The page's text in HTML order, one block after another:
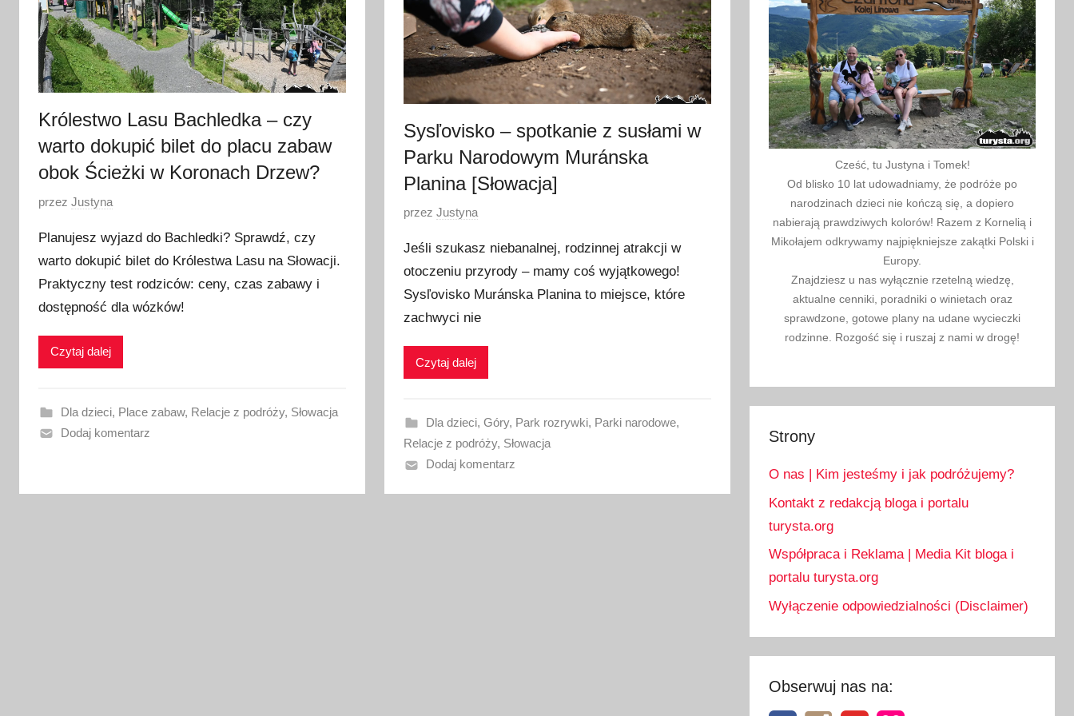
Królestwo Lasu Bachledka – czy
warto dokupić bilet do placu zabaw
obok Ścieżki w Koronach Drzew?
O
u
b
i
w
n
o
m
przez Justyna
Planujesz wyjazd do Bachledki? Sprawdź, czy
warto dokupić bilet do Królestwa Lasu na Słowacji.
Praktyczny test rodziców: ceny, czas zabawy i
dostępność dla wózków!
Czytaj dalej
Dla dzieci, Place zabaw, Relacje z podróży, Słowacja
Dodaj komentarz
Sysľovisko – spotkanie z susłami w
Parku Narodowym Muránska
Planina [Słowacja]
O
u
b
l
i
w
n
o
5
przezJustyna
Jeśli szukasz niebanalnej, rodzinnej atrakcji w
otoczeniu przyrody – mamy coś wyjątkowego!
Sysľovisko Muránska Planina to miejsce, które
zachwyci nie
Czytaj dalej
Dla dzieci, Góry, Park rozrywki, Parki narodowe,
Relacje z podróży, Słowacja
Dodaj komentarz
Cześć, tu Justyna i Tomek!
Od blisko 10 lat udowadniamy, że podróże po
narodzinach dzieci nie kończą się, a dopiero
nabierają prawdziwych kolorów! Razem z Kornelią i
Mikołajem odkrywamy najpiękniejsze zakątki Polski i
Europy.
Znajdziesz u nas wyłącznie rzetelną wiedzę,
aktualne cenniki, poradniki o winietach oraz
sprawdzone, gotowe plany na udane wycieczki
rodzinne. Rozgość się i ruszaj z nami w drogę!
Strony
O nas | Kim jesteśmy i jak podróżujemy?
Kontakt z redakcją bloga i portalu
turysta.org
Współpraca i Reklama | Media Kit bloga i
portalu turysta.org
Wyłączenie odpowiedzialności (Disclaimer)
Obserwuj nas na: